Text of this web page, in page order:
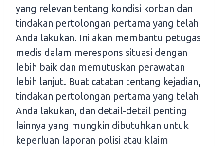
yang relevan tentang kondisi korban dan
tindakan pertolongan pertama yang telah
Anda lakukan. Ini akan membantu petugas
medis dalam merespons situasi dengan
lebih baik dan memutuskan perawatan
lebih lanjut. Buat catatan tentang kejadian,
tindakan pertolongan pertama yang telah
Anda lakukan, dan detail-detail penting
lainnya yang mungkin dibutuhkan untuk
keperluan laporan polisi atau klaim